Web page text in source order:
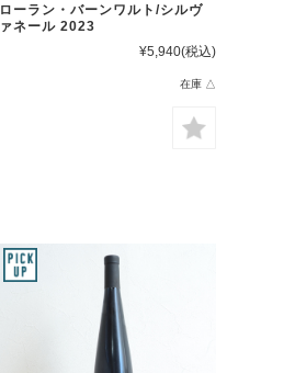
ローラン・バーンワルト/シルヴ
ァネール 2023
¥5,940(税込)
在庫 △